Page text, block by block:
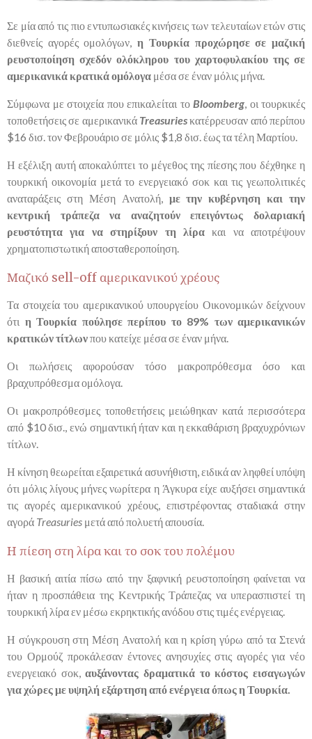
Σε μία από τις πιο εντυπωσιακές κινήσεις των τελευταίων ετών στις
διεθνείς αγορές ομολόγων,η Τουρκία προχώρησε σε μαζική
ρευστοποίηση σχεδόν ολόκληρου του χαρτοφυλακίου της σε
αμερικανικά κρατικά ομόλογα μέσα σε έναν μόλις μήνα.
Σύμφωνα με στοιχεία που επικαλείται το Bloomberg , οι τουρκικές
τοποθετήσεις σε αμερικανικά Treasuriesκατέρρευσαν από περίπου
$16 δισ. τον Φεβρουάριο σε μόλις $1,8 δισ. έως τα τέλη Μαρτίου.
Η εξέλιξη αυτή αποκαλύπτει το μέγεθος της πίεσης που δέχθηκε η
τουρκική οικονομία μετά το ενεργειακό σοκ και τις γεωπολιτικές
αναταράξεις στη Μέση Ανατολή, με την κυβέρνηση και την
κεντρική τράπεζα να αναζητούν επειγόντως δολαριακή
ρευστότητα για να στηρίξουν τη λίρακαι να αποτρέψουν
χρηματοπιστωτική αποσταθεροποίηση.
Μαζικό sell-off αμερικανικού χρέους
Τα στοιχεία του αμερικανικού υπουργείου Οικονομικών δείχνουν
ότι η Τουρκία πούλησε περίπου το 89% των αμερικανικών
κρατικών τίτλωνπου κατείχε μέσα σε έναν μήνα.
Οι πωλήσεις αφορούσαν τόσο μακροπρόθεσμα όσο και
βραχυπρόθεσμα ομόλογα.
Οι μακροπρόθεσμες τοποθετήσεις μειώθηκαν κατά περισσότερα
από $10 δισ., ενώ σημαντική ήταν και η εκκαθάριση βραχυχρόνιων
τίτλων.
Η κίνηση θεωρείται εξαιρετικά ασυνήθιστη, ειδικά αν ληφθεί υπόψη
ότι μόλις λίγους μήνες νωρίτερα η Άγκυρα είχε αυξήσει σημαντικά
τις αγορές αμερικανικού χρέους, επιστρέφοντας σταδιακά στην
αγορά Treasuries μετά από πολυετή απουσία.
Η πίεση στη λίρα και το σοκ του πολέμου
Η βασική αιτία πίσω από την ξαφνική ρευστοποίηση φαίνεται να
ήταν η προσπάθεια της Κεντρικής Τράπεζας να υπερασπιστεί τη
τουρκική λίρα εν μέσω εκρηκτικής ανόδου στις τιμές ενέργειας.
Η σύγκρουση στη Μέση Ανατολή και η κρίση γύρω από τα Στενά
του Ορμούζ προκάλεσαν έντονες ανησυχίες στις αγορές για νέο
ενεργειακό σοκ,αυξάνοντας δραματικά το κόστος εισαγωγών
για χώρες με υψηλή εξάρτηση από ενέργεια όπως η Τουρκία.